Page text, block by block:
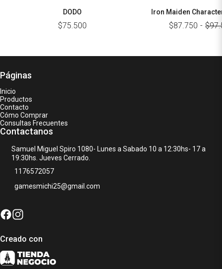
DODO
$75.500
Iron Maiden
$87.750 -
Páginas
Inicio
Productos
Contacto
Cómo Comprar
Consultas Frecuentes
Contactanos
Samuel Miguel Spiro 1080- Lunes a Sabado 10 a 12:30hs- 17 a
19:30hs. Jueves Cerrado.
1176572057
gamesmichi25@gmail.com
Creado con